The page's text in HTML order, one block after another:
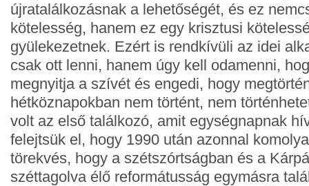
újratalálkozásnak a lehetőségét, és ez
kötelesség, hanem ez egy krisztusi
gyülekezetnek. Ezért is rendkívüli az idei
csak ott lenni, hanem úgy kell odamenni,
megnyitja a szívét és engedi, hogy
hétköznapokban nem történt, nem
volt az első találkozó, amit egységnapnak
felejtsük el, hogy 1990 után azonnal
törekvés, hogy a szétszórtságban és a
széttagolva élő reformátusság egymásra